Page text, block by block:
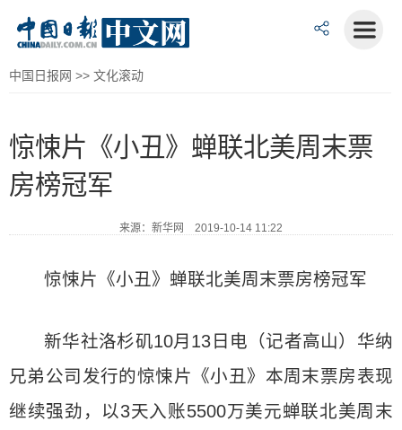
中国日报网 >> 文化滚动
惊悚片《小丑》蝉联北美周末票
房榜冠军
来源：新华网 2019-10-14 11:22
惊悚片《小丑》蝉联北美周末票房榜冠军
新华社洛杉矶10月13日电（记者高山）华纳
兄弟公司发行的惊悚片《小丑》本周末票房表现
继续强劲，以3天入账5500万美元蝉联北美周末